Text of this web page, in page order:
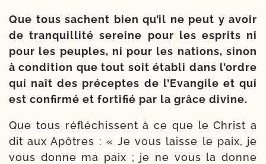
Que tous sachent bien qu’il ne peut y avoir
de tran­quilli­té sereine pour les esprits ni
pour les peuples, ni pour les nations, sinon
à condi­tion que tout soit éta­bli dans l’ordre
qui naît des pré­ceptes de l’Evangile et qui
est confir­mé et for­ti­fié par la grâce divine.
Que tous réflé­chissent à ce que le Christ a
dit aux Apôtres : « Je vous laisse le paix, je
vous donne ma paix ; je ne vous la donne